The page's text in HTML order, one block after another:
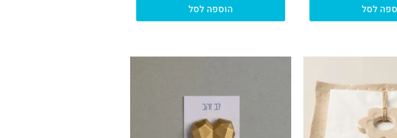
לסל הוספה לסל